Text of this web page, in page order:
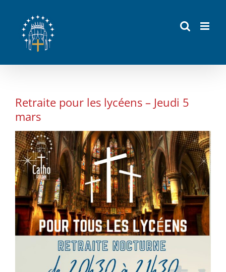
contenu
Retraite pour les lycéens – Jeudi 5
mars